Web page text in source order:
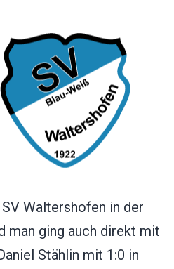
Waltershofen in der
man ging auch direkt mit
Stählin mit 1:0 in